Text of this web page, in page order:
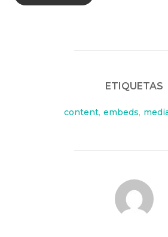
ETIQUETAS
content, embeds,
AUTOR DE LA